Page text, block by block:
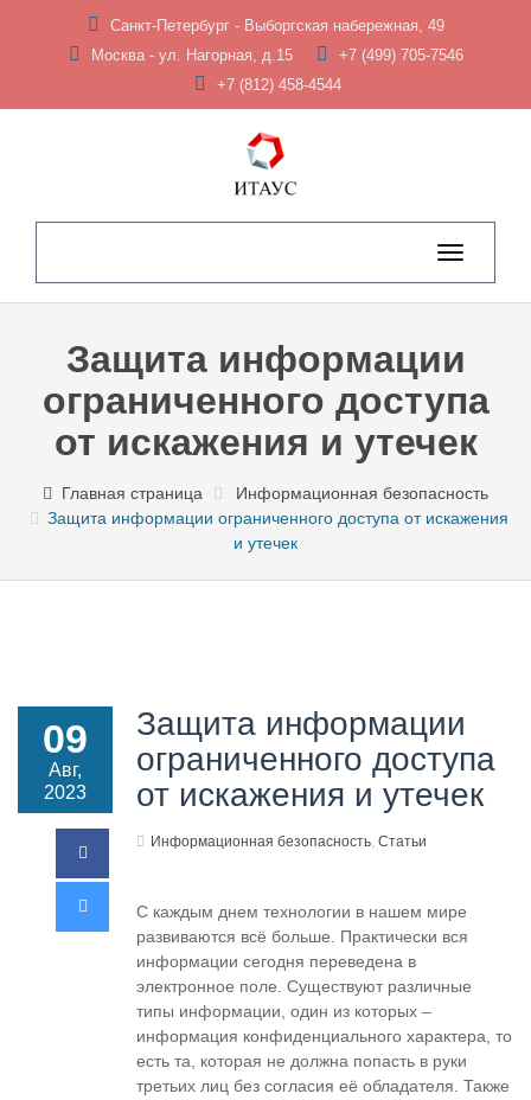
Санкт-Петербург - Выборгская набережная, 49
Москва - ул. Нагорная, д.15
+7 (499) 705-7546
+7 (812) 458-4544
Toggle
navigation
Защита информации
ограниченного доступа
от искажения и утечек
Главная страница
Информационная безопасность
Защита информации ограниченного доступа от искажения
и утечек
09
Авг,
2023
Защита информации
ограниченного доступа
от искажения и утечек
Информационная безопасность, Статьи
С каждым днем технологии в нашем мире
развиваются всё больше. Практически вся
информации сегодня переведена в
электронное поле. Существуют различные
типы информации, один из которых –
информация конфиденциального характера, то
есть та, которая не должна попасть в руки
третьих лиц без согласия её обладателя. Также